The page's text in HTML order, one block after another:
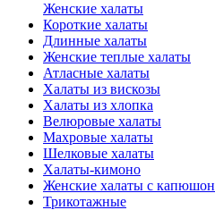
Женские халаты
Короткие халаты
Длинные халаты
Женские теплые халаты
Атласные халаты
Халаты из вискозы
Халаты из хлопка
Велюровые халаты
Махровые халаты
Шелковые халаты
Халаты-кимоно
Женские халаты с
Трикотажные